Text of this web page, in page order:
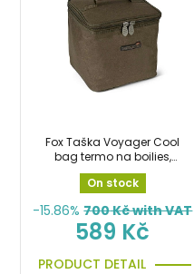
Fox Taška Voyager Cool
bag termo na boilies,
krmení, návnady a
nástrahy
On stock
-15.86% 700Kč with VAT
589 Kč
PRODUCT DETAIL